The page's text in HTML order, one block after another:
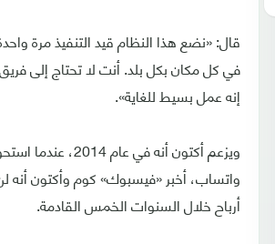
قال: «نضع هذا النظام قيد التنفيذ مرة
في كل مكان بكل بلد. أنت لا تحتاج إلى
إنه عمل بسيط للغاية».
ويزعم أكتون أنه في
واتساب، أخبر «فيسبوك» كوم وأكتون
أرباح خلال السنوات الخمس القادمة.